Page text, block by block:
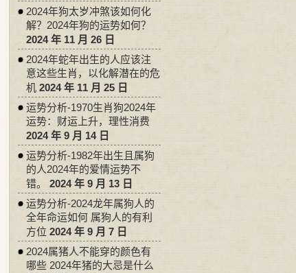
2024年狗太岁冲煞该如何化
解？2024年狗的运势如何？
2024 年 11 月 26 日
2024年蛇年出生的人应该注
意这些生肖，以化解潜在的危
机 2024 年 11 月 25 日
运势分析-1970生肖狗2024年
运势：财运上升，理性消费
2024 年 9 月 14 日
运势分析-1982年出生且属狗
的人2024年的爱情运势不
错。
2024 年 9 月 13 日
运势分析-2024龙年属狗人的
全年命运如何 属狗人的有利
方位 2024 年 9 月 7 日
2024属猪人不能穿的颜色有
哪些 2024年猪的大忌是什么